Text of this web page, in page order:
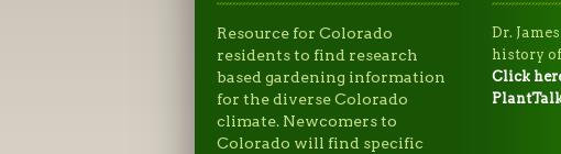
Resource for Colorado
residents to find research
based gardening information
for the diverse Colorado
climate. Newcomers to
Colorado will find specific
Dr.
history
Click